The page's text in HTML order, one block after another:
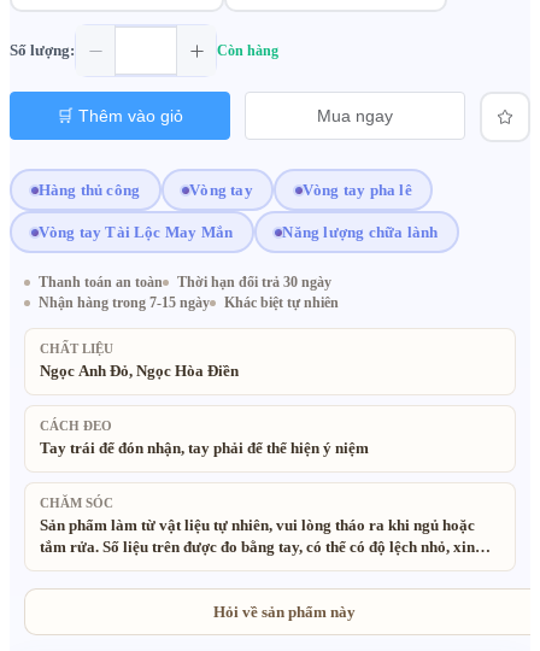
Hàng thủ công Vòng tay Vòng tay pha lê
Vòng tay Tài Lộc May Mắn Năng lượng chữa lành
Số lượng: Còn hàng
🛒 Thêm vào giỏ Mua ngay
Thanh toán an toàn
Thời hạn đổi trả 30 ngày
Nhận hàng trong 7-15 ngày
Khác biệt tự nhiên
CHẤT LIỆU
Ngọc Anh Đỏ, Ngọc Hòa Điền
CÁCH ĐEO
Tay trái để đón nhận, tay phải để thể hiện ý niệm
CHĂM SÓC
Sản phẩm làm từ vật liệu tự nhiên, vui lòng tháo ra khi ngủ hoặc
tắm rửa. Số liệu trên được đo bằng tay, có thể có độ lệch nhỏ, xin
thông cảm. Tất cả vật liệu sử dụng đều là vật liệu tự nhiên, thân
thiện với môi trường. Sản phẩm được làm thủ công và từ đá tự
nhiên, do đó có thể có một số bất quy tắc nhỏ. Do ảnh hưởng ánh
sáng, màu sắc thực tế có thể hơi khác so với hình ảnh.
Hỏi về sản phẩm này